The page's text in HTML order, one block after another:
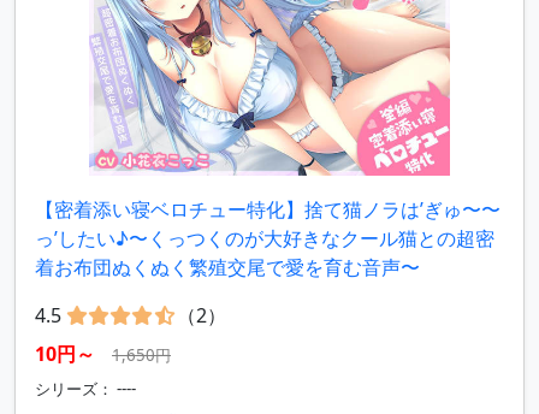
【密着添い寝ベロチュー特化】捨て猫ノラは’ぎゅ〜〜
っ’したい♪〜くっつくのが大好きなクール猫との超密
着お布団ぬくぬく繁殖交尾で愛を育む音声〜
4.5
（2）
10円～
1,650円
シリーズ： ----